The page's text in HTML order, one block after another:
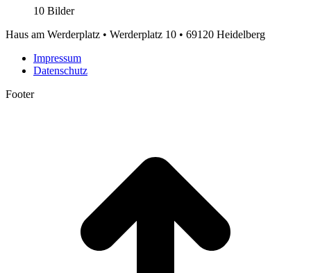
10 Bilder
Haus am Werderplatz • Werderplatz 10 • 69120 Heidelberg
Impressum
Datenschutz
Footer